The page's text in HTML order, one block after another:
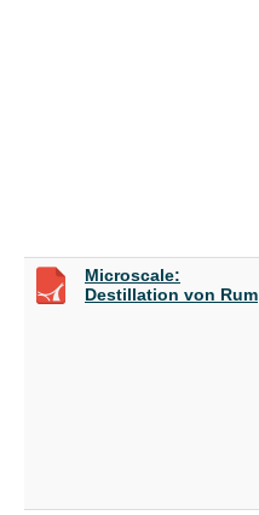
Microscale:
Destillation von Rum